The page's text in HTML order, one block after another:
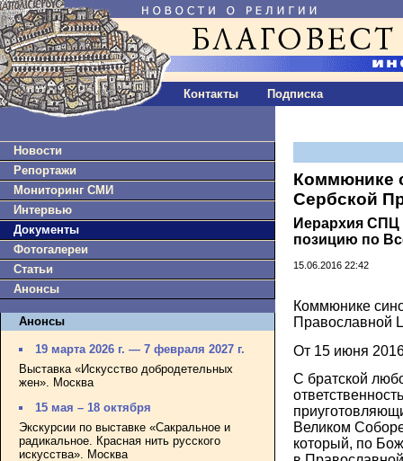
Контакты Подписка
Новости
Репортажи
Мониторинг СМИ
Интервью
Документы
Фотогалереи
Статьи
Анонсы
Анонсы
19 марта 2026 г. — 7 февраля 2027 г.
Выставка «Искусство добродетельных
жен». Москва
15 мая – 18 октября
Экскурсии по выставке «Сакральное и
радикальное. Красная нить русского
искусства». Москва
Коммюнике
Сербской
Иерархия
позицию по
15.06.2016 22:42
Коммюнике
Православной
От 15 июня
С братской
Великом
который, по